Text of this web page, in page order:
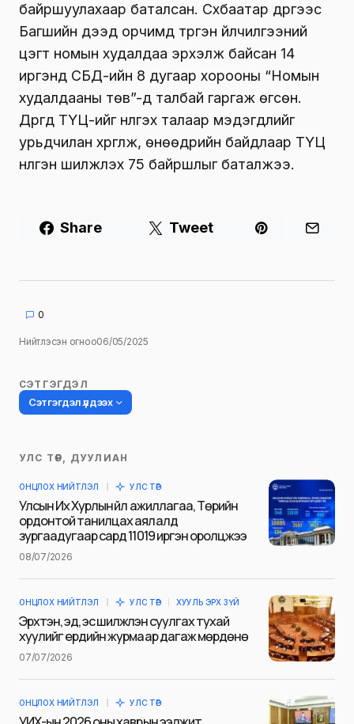
байршуулахаар баталсан. Сүхбаатар дүүргээс
Багшийн дээд орчимд түргэн үйлчилгээний
цэгт номын худалдаа эрхэлж байсан 14
иргэнд СБД-ийн 8 дугаар хорооны “Номын
худалдааны төв”-д талбай гаргаж өгсөн.
Дүүргүүд ТҮЦ-ийг нүүлгэх талаар мэдэгдлийг
урьдчилан хүргүүлж, өнөөдрийн байдлаар ТҮЦ
нүүлгэн шилжүүлэх 75 байршлыг баталжээ.
Share Tweet
0
Нийтлэсэн огноо06/05/2025
СЭТГЭГДЭЛ
Сэтгэгдэл үлдээх
Таны имэйл хаягийг нийтлэхгүй.
тэмдэглэсэн
Сэтгэгдэл*
Name
УЛС ТӨР, ДУУЛИАН
ОНЦЛОХ НИЙТЛЭЛ УЛС ТӨР
Улсын Их Хурлын үйл ажиллагаа, Төрийн
ордонтой танилцах аялалд
зургаадугаар сард 11019 иргэн оролцжээ
08/07/2026
ОНЦЛОХ НИЙТЛЭЛ УЛС ТӨР ХУУЛЬ ЭРХ ЗҮЙ
Эрхтэн, эд, эс шилжүүлэн суулгах тухай
хуулийг ердийн журмаар дагаж мөрдөнө
07/07/2026
ОНЦЛОХ НИЙТЛЭЛ УЛС ТӨР